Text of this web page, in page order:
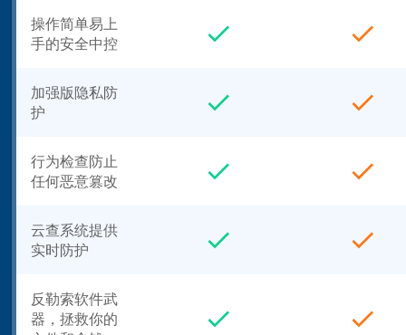
操作简单易上
手的安全中控
加强版隐私防
护
行为检查防止
任何恶意篡改
云查系统提供
实时防护
反勒索软件武
器，拯救你的